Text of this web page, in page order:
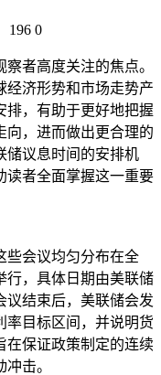
196 0
者高度关注的焦点。
经济形势和市场走势产
排，有助于更好地把握
向，进而做出更合理的
储议息时间的安排机
读者全面掌握这一重要
些会议均匀分布在全
行，具体日期由美联储
议结束后，美联储会发
率目标区间，并说明货
在保证政策制定的连续
击。